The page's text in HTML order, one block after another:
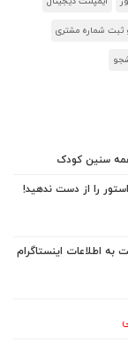
ثبت شماره مشتری
همه سنین کودک
استور را از دست ندهید!